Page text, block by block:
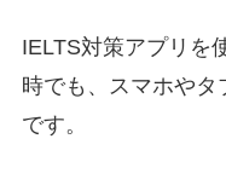
IELTS対策アプリを
時でも、スマホや
です。